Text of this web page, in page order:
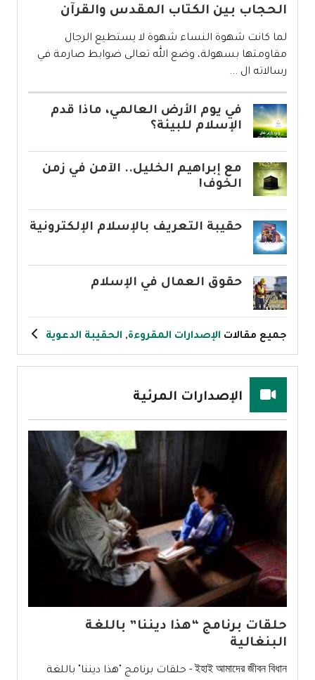
الحجاب بين الكتاب المقدس والقرآن
لما كانت شهوة النساء شهوة لا يستطيع الرجال
مقاومتها بسهولة، وضع الله تعالى ضوابط صارمة في
رسالاته ال ...
في يوم الأرض العالمي، ماذا قدم
الإسلام للبيئة؟
مع إبراهيم الخليل.. الآمن في زمن
الخوف!
حقيبة التعريف بالإسلام الإلكترونية
حقوق العمال في الإسلام
جميع مقالات الإصدارات المقروءة, الحقيبة الدعوية
الإصدارات المرئية
حلقات برنامج “هذا ديننا” باللغة
البنغالية
ইহাই আমাদের জীবন বিধান - حلقات برنامج "هذا ديننا" باللغة